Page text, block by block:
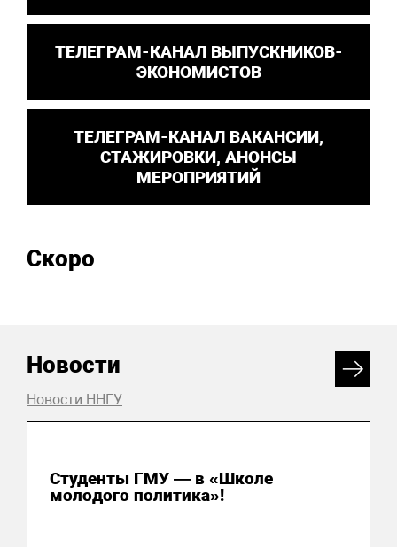
ТЕЛЕГРАМ-КАНАЛ ВЫПУСКНИКОВ-
ЭКОНОМИСТОВ
ТЕЛЕГРАМ-КАНАЛ ВАКАНСИИ,
СТАЖИРОВКИ, АНОНСЫ
МЕРОПРИЯТИЙ
Скоро
Новости
Новости ННГУ
Студенты ГМУ — в «Школе
молодого политика»!